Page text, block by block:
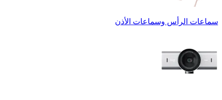
سماعات الرأس وسماعات الأذن